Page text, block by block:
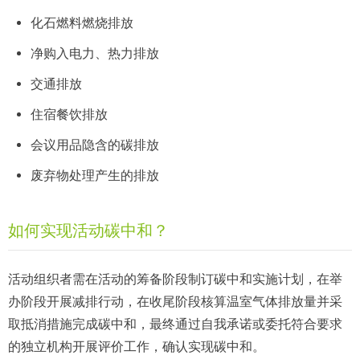
化石燃料燃烧排放
净购入电力、热力排放
交通排放
住宿餐饮排放
会议用品隐含的碳排放
废弃物处理产生的排放
如何实现活动碳中和？
活动组织者需在活动的筹备阶段制订碳中和实施计划，在举
办阶段开展减排行动，在收尾阶段核算温室气体排放量并采
取抵消措施完成碳中和，最终通过自我承诺或委托符合要求
的独立机构开展评价工作，确认实现碳中和。